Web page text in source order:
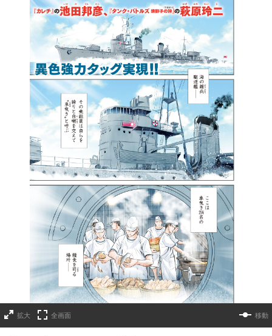
拡大 全画面 移動